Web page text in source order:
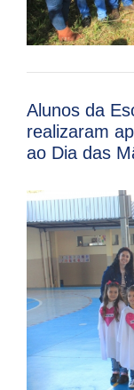
Alunos da
realizaram
ao Dia das